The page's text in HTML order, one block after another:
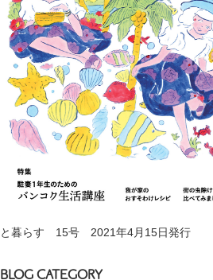
と暮らす 15号 2021年4月15日発行
BLOG CATEGORY